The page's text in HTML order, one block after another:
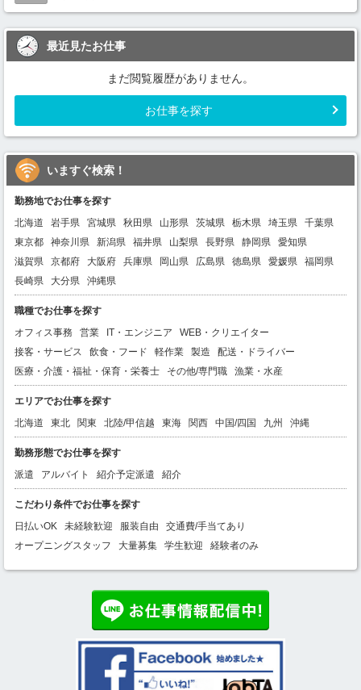
最近見たお仕事
まだ閲覧履歴がありません。
お仕事を探す
いますぐ検索！
勤務地でお仕事を探す
北海道
岩手県 宮城県 秋田県 山形県 茨城県 栃木県 埼玉県
千葉県
東京都
神奈川県 新潟県 福井県 山梨県 長野県 静岡県
愛知県
滋賀県
京都府 大阪府 兵庫県 岡山県 広島県 徳島県 愛媛県
福岡県
長崎県
大分県 沖縄県
職種でお仕事を探す
オフィス事務
営業 IT・エンジニア
WEB・クリエイター
接客・サービス
飲食・フード 軽作業 製造
配送・ドライバー
医療・介護・福祉・保育・栄養士
その他/専門職 漁業・水産
エリアでお仕事を探す
北海道
東北 関東 北陸/甲信越 東海 関西 中国/四国 九州 沖縄
勤務形態でお仕事を探す
派遣
アルバイト 紹介予定派遣 紹介
こだわり条件でお仕事を探す
日払いOK
未経験歓迎 服装自由
交通費/手当てあり
オープニングスタッフ
大量募集 学生歓迎 経験者のみ